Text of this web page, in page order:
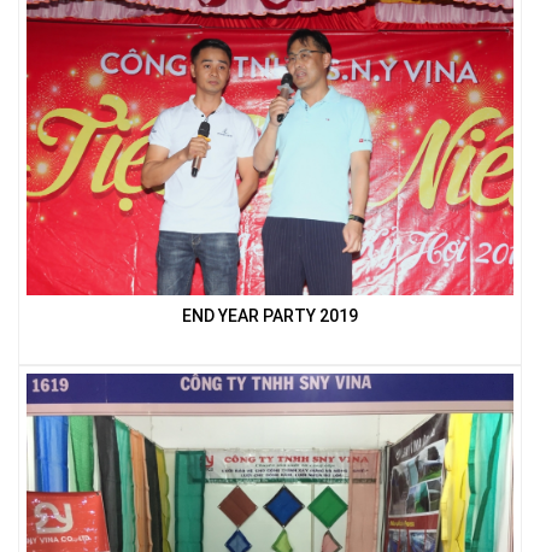
LƯỚI HÀNG RÀO HÌNH VUÔNG
LƯỚI CHẮN CÔN TRÙNG
END YEAR PARTY 2019